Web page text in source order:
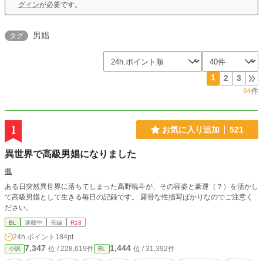
グインが必要です。
タグ 男娼
1 2 3
94件
1 お気に入り追加 521
異世界で高級男娼になりました
楓
ある日突然異世界に落ちてしまった高野暁斗が、その容姿と豪運（？）を活かし
て高級男娼として生きる毎日の記録です。 露骨な性描写ばかりなのでご注意く
ださい。
BL 連載中 長編 R18
24h.ポイント 184pt
小説 7,347 位 / 228,619件 BL 1,444 位 / 31,392件